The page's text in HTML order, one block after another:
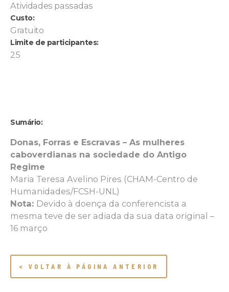
Atividades passadas
Custo:
Gratuito
Limite de participantes:
25
Sumário:
Donas, Forras e Escravas – As mulheres
caboverdianas na sociedade do Antigo
Regime
Maria Teresa Avelino Pires (CHAM-Centro de
Humanidades/FCSH-UNL)
Nota: Devido à doença da conferencista a
mesma teve de ser adiada da sua data original –
16 março
< VOLTAR À PÁGINA ANTERIOR